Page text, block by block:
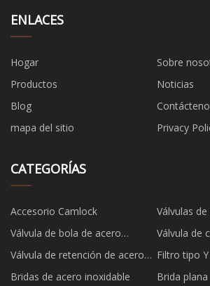
ENLACES
Hogar
Sobre
Productos
Noticias
Blog
mapa del sitio
Privacy
CATEGORÍAS
Accesorio Camlock
Válvulas
Válvula de bola de acero
inoxidable
Válvula de
inoxidable
Válvula de retención de acero
inoxidable
Filtro tipo Y
Bridas de acero inoxidable
Brida plana